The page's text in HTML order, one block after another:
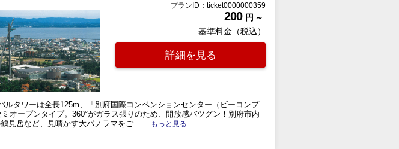
プランID：ticket0000000359
200 円 ～
基準料金（税込）
詳細を見る
タワーは全長125m、「別府国際コンベンションセンター（ビーコンプ
オープンタイプ。360°がガラス張りのため、開放感バツグン！別府市内
見岳など、見晴かす大パノラマをご
.....もっと見る